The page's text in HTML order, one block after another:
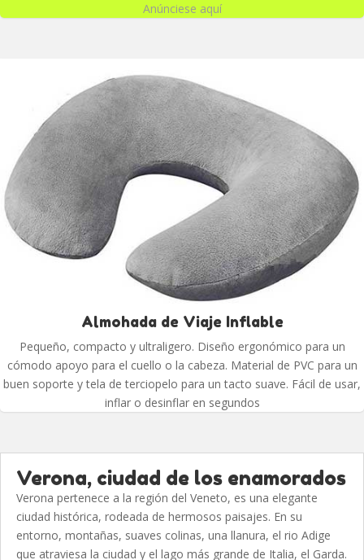
Anúnciese aquí
Almohada de Viaje Inflable
Pequeño, compacto y ultraligero. Diseño ergonómico para un
cómodo apoyo para el cuello o la cabeza. Material de PVC para un
buen soporte y tela de terciopelo para un tacto suave. Fácil de usar,
inflar o desinflar en segundos
Verona, ciudad de los enamorados
Verona pertenece a la región del Veneto, es una elegante
ciudad histórica, rodeada de hermosos paisajes. En su
entorno, montañas, suaves colinas, una llanura, el rio Adige
que atraviesa la ciudad y el lago más grande de Italia, el Garda.